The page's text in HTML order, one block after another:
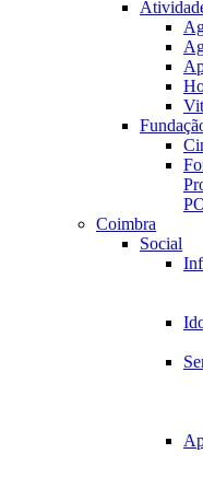
Coimbra
Social